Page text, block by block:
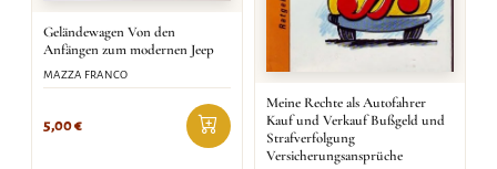
Geländewagen Von den
Anfängen zum modernen Jeep
MAZZA FRANCO
5,00€
Meine Rechte als Autofahrer
Kauf und Verkauf Bußgeld und
Strafverfolgung
Versicherungsansprüche